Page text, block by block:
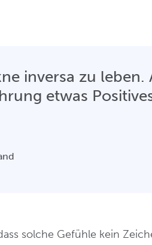
inversa zu leben.
etwas
solche Gefühle kein